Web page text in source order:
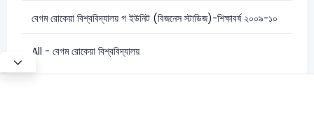
বেগম রোকেয়া বিশ্ববিদ্যালয় গ ইউনিট (বিজনেস স্টাডিজ)-শিক্ষাবর্ষ ২০০৯-১০
All - বেগম রোকেয়া বিশ্ববিদ্যালয়